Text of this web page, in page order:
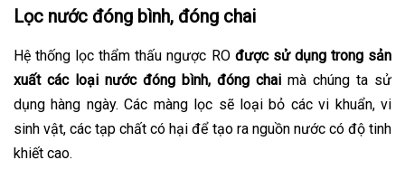
Lọc nước đóng bình, đóng chai
Hệ thống lọc thẩm thấu ngược RO được sử dụng trong sản
xuất các loại nước đóng bình, đóng chai mà chúng ta sử
dụng hàng ngày. Các màng lọc sẽ loại bỏ các vi khuẩn, vi
sinh vật, các tạp chất có hại để tạo ra nguồn nước có độ tinh
khiết cao.